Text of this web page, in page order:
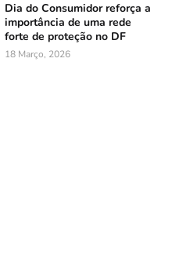
Dia do Consumidor reforça a
importância de uma rede
forte de proteção no DF
18 Março, 2026